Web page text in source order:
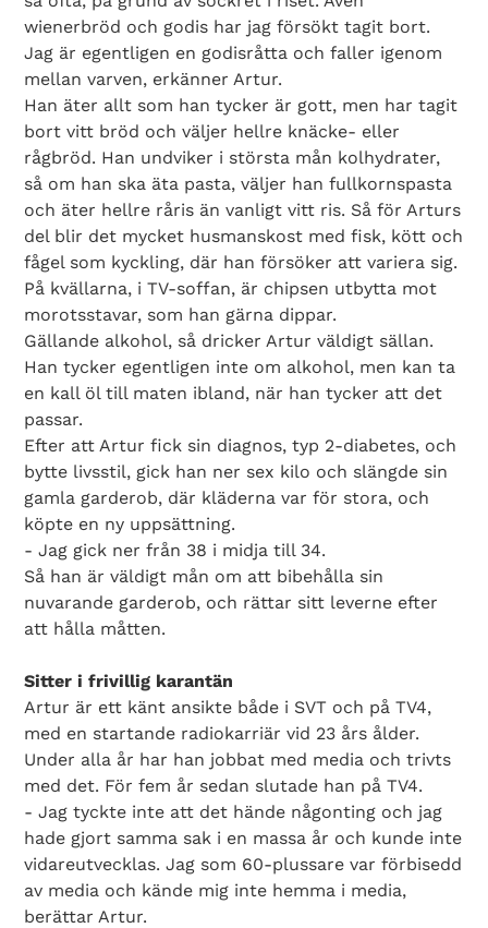
Search Diabetes Wellness Sverige
wienerbröd och godis har jag försökt tagit bort.
Jag är egentligen en godisråtta och faller igenom
mellan varven, erkänner Artur.
Han äter allt som han tycker är gott, men har tagit
bort vitt bröd och väljer hellre knäcke- eller
rågbröd. Han undviker i största mån kolhydrater,
så om han ska äta pasta, väljer han fullkornspasta
och äter hellre råris än vanligt vitt ris. Så för Arturs
del blir det mycket husmanskost med fisk, kött och
fågel som kyckling, där han försöker att variera sig.
På kvällarna, i TV-soffan, är chipsen utbytta mot
morotsstavar, som han gärna dippar.
Gällande alkohol, så dricker Artur väldigt sällan.
Han tycker egentligen inte om alkohol, men kan ta
en kall öl till maten ibland, när han tycker att det
passar.
Efter att Artur fick sin diagnos, typ 2-diabetes, och
bytte livsstil, gick han ner sex kilo och slängde sin
gamla garderob, där kläderna var för stora, och
köpte en ny uppsättning.
- Jag gick ner från 38 i midja till 34.
Så han är väldigt mån om att bibehålla sin
nuvarande garderob, och rättar sitt leverne efter
att hålla måtten.
Sitter i frivillig karantän
Artur är ett känt ansikte både i SVT och på TV4,
med en startande radiokarriär vid 23 års ålder.
Under alla år har han jobbat med media och trivts
med det. För fem år sedan slutade han på TV4.
- Jag tyckte inte att det hände någonting och jag
hade gjort samma sak i en massa år och kunde inte
vidareutvecklas. Jag som 60-plussare var förbisedd
av media och kände mig inte hemma i media,
berättar Artur.